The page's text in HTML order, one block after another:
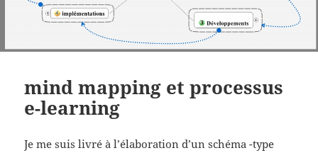
mind mapping et processus
e-learning
Je me suis livré à l’élaboration d’un schéma -type